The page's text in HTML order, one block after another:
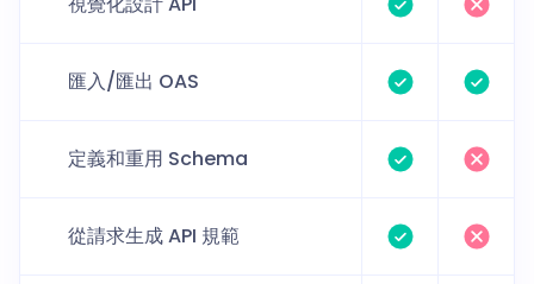
匯入/匯出 OAS
定義和重用 Schema
從請求生成 API 規範